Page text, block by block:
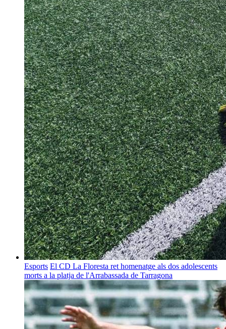
Esports El CD La Floresta ret homenatge als dos adolescents
morts a la platja de l'Arrabassada de Tarragona